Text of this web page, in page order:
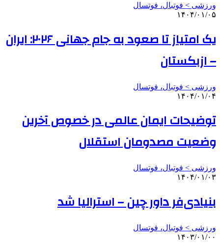
ورزشی > فوتبال، فوتسال
۱۴۰۴/۰۱/۰۵
یک امتیاز تا صعود به جام جهانی ۲۰۲۶: ایران
– ازبکستان
ورزشی > فوتبال، فوتسال
۱۴۰۴/۰۱/۰۴
توضیحات ایمان عالمی در خصوص آخرین
وضعیت مصدومان استقلال
ورزشی > فوتبال، فوتسال
۱۴۰۴/۰۱/۰۳
بنیادی‌فر داور چین – استرالیا شد
ورزشی > فوتبال، فوتسال
۱۴۰۳/۰۱/۰۰